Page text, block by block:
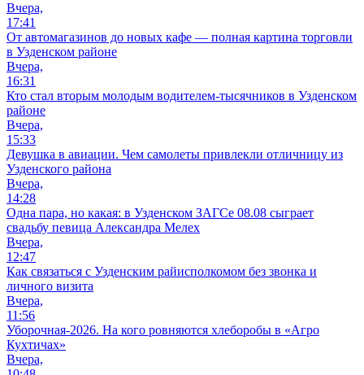
Вчера,
17:41
От автомагазинов до новых кафе — полная картина торговли
в Узденском районе
Вчера,
16:31
Кто стал вторым молодым водителем-тысячников в Узденском
районе
Вчера,
15:33
Девушка в авиации. Чем самолеты привлекли отличницу из
Узденского района
Вчера,
14:28
Одна пара, но какая: в Узденском ЗАГСе 08.08 сыграет
свадьбу певица Александра Мелех
Вчера,
12:47
Как связаться с Узденским райисполкомом без звонка и
личного визита
Вчера,
11:56
Уборочная-2026. На кого ровняются хлеборобы в «Агро
Кухтичах»
Вчера,